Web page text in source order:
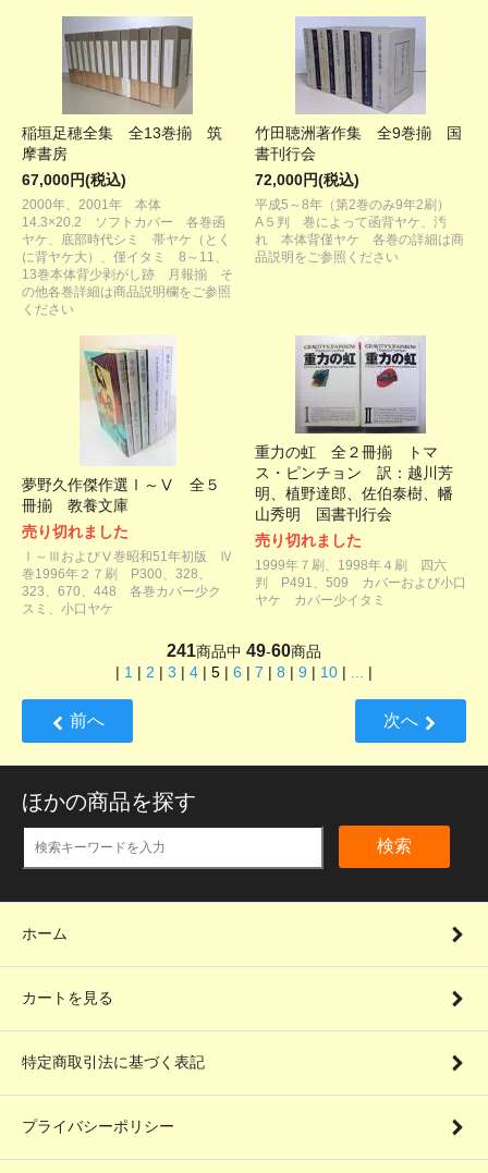
稲垣足穂全集 全13巻揃 筑
摩書房
67,000円(税込)
2000年、2001年 本体
14.3×20.2 ソフトカバー 各巻函
ヤケ、底部時代シミ 帯ヤケ（とく
に背ヤケ大）、僅イタミ 8～11、
13巻本体背少剥がし跡 月報揃 そ
の他各巻詳細は商品説明欄をご参照
ください
竹田聴洲著作集 全9巻揃 国
書刊行会
72,000円(税込)
平成5～8年（第2巻のみ9年2刷）
A５判 巻によって函背ヤケ、汚
れ 本体背僅ヤケ 各巻の詳細は商
品説明をご参照ください
夢野久作傑作選Ⅰ～Ⅴ 全５
冊揃 教養文庫
売り切れました
Ⅰ～ⅢおよびⅤ巻昭和51年初版 Ⅳ
巻1996年２７刷 P300、328、
323、670、448 各巻カバー少ク
スミ、小口ヤケ
重力の虹 全２冊揃 トマ
ス・ピンチョン 訳：越川芳
明、植野達郎、佐伯泰樹、幡
山秀明 国書刊行会
売り切れました
1999年７刷、1998年４刷 四六
判 P491、509 カバーおよび小口
ヤケ カバー少イタミ
241商品中 49-60商品
| 1 | 2 | 3 | 4 | 5 | 6 | 7 | 8 | 9 | 10 | ... |
前へ 次へ
ほかの商品を探す
検索
ホーム
カートを見る
特定商取引法に基づく表記
プライバシーポリシー